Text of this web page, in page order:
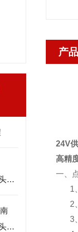
处
校
产
24V
高精
一、
1
2
3